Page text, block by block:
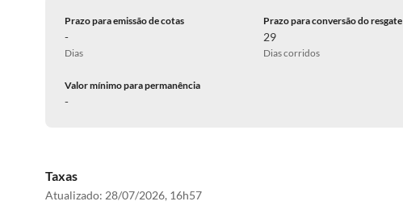
Prazo para emissão de cotas
-
Dias
Prazo para conversão do resgate
29
Dias corridos
Valor mínimo para permanência
-
Taxas
Atualizado: 28/07/2026, 16h57